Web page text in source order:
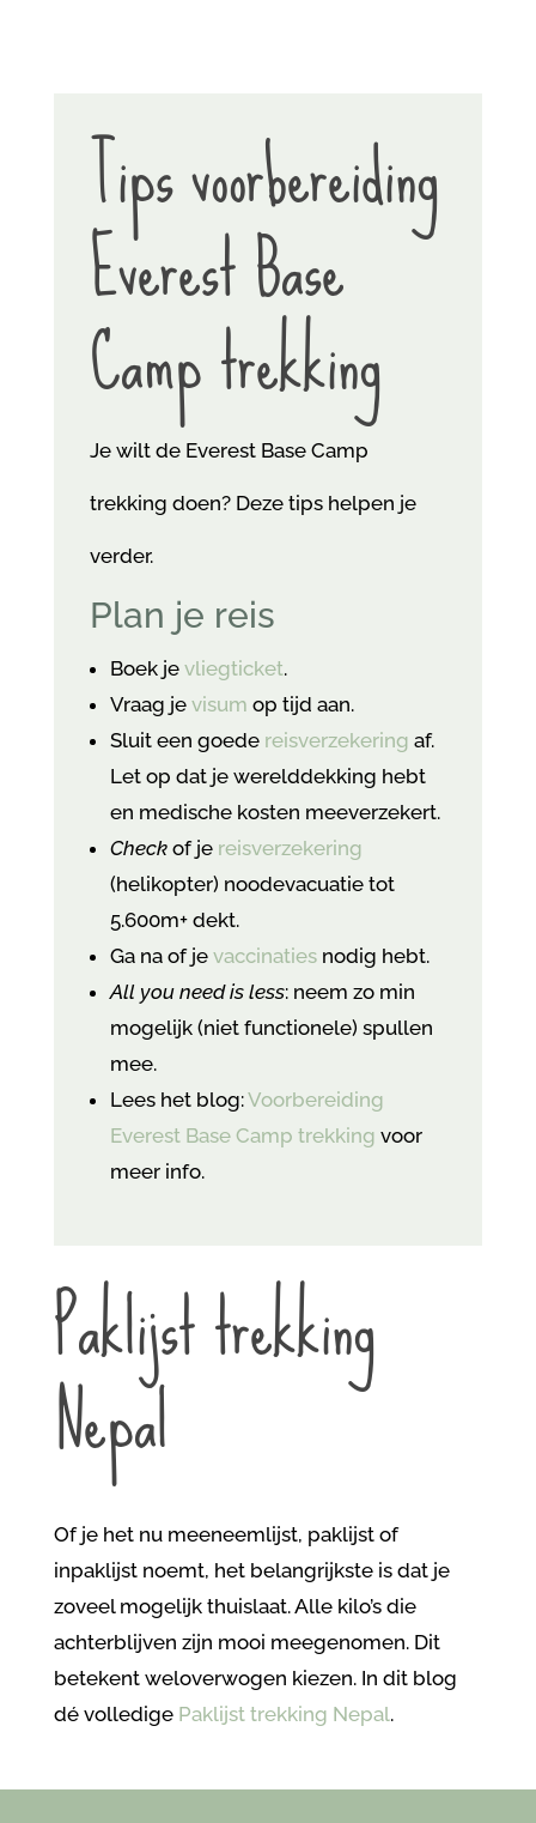
Tips voorbereiding
Everest Base
Camp trekking
Je wilt de Everest Base Camp
trekking doen? Deze tips helpen je
verder.
Plan je reis
Boek je vliegticket.
Vraag je visum op tijd aan.
Sluit een goede reisverzekering af.
Let op dat je werelddekking hebt
en medische kosten meeverzekert.
Check of je reisverzekering
(helikopter) noodevacuatie tot
5.600m+ dekt.
Ga na of je vaccinatiesnodig hebt.
All you need is less: neem zo min
mogelijk (niet functionele) spullen
mee.
Lees het blog:Voorbereiding
Everest Base Camp trekking voor
meer info.
Paklijst trekking
Nepal
Of je het nu meeneemlijst, paklijst of
inpaklijst noemt, het belangrijkste is dat je
zoveel mogelijk thuislaat. Alle kilo’s die
achterblijven zijn mooi meegenomen. Dit
betekent weloverwogen kiezen. In dit blog
dé volledige Paklijst trekking Nepal.